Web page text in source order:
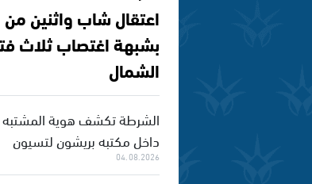
اعتقال شاب واثنين من
بشبهة اغتصاب ثلاث
الشمال
الشرطة تكشف هوية
داخل مكتبه بريشون لتسيون
04.08.2026